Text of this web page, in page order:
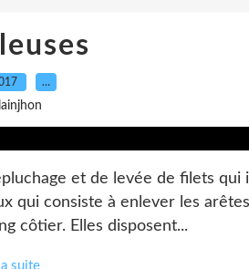
…
et de levée de filets
qui consiste à enlever les
côtier. Elles disposent...
suite